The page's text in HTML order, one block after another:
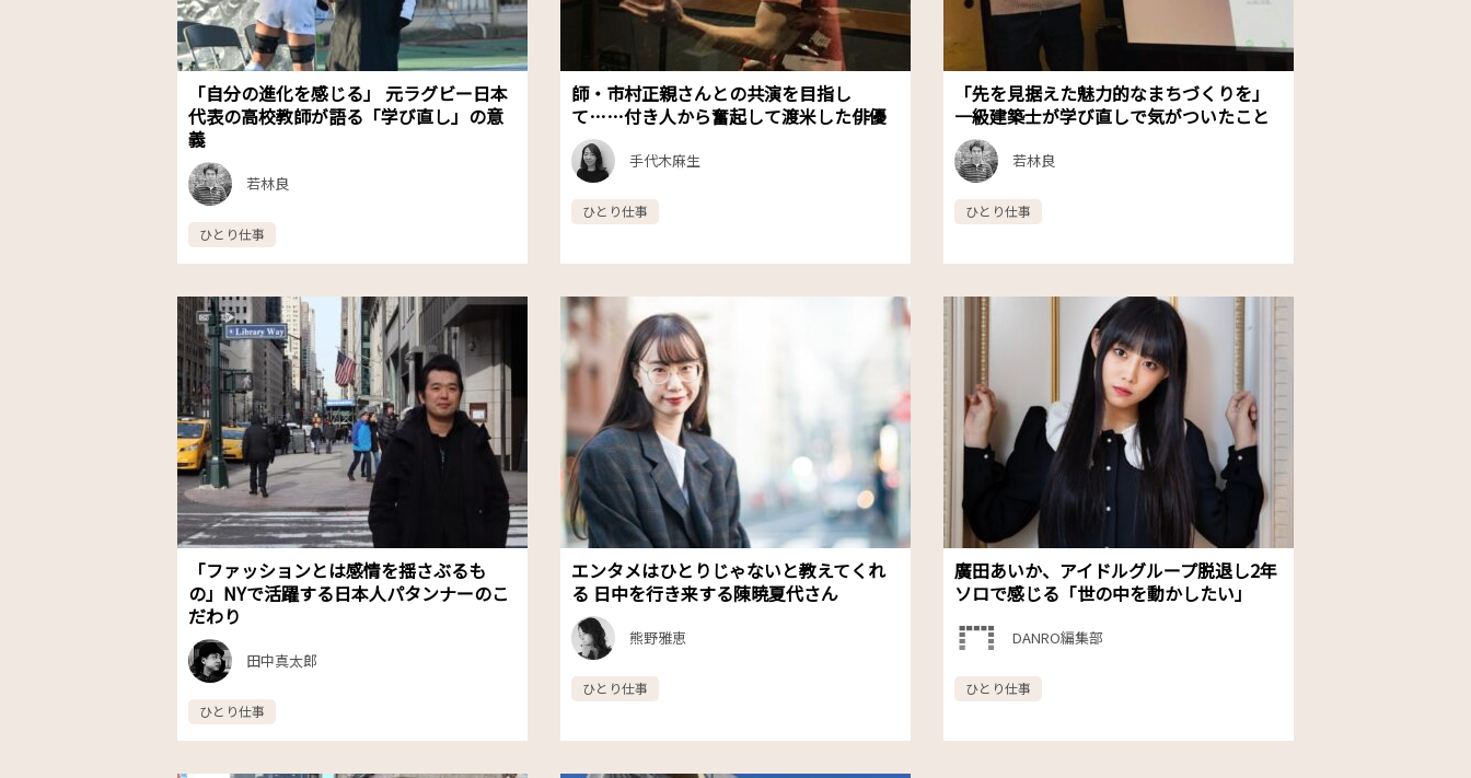
「自分の進化を感じる」 元ラグビー日本
代表の高校教師が語る「学び直し」の意
義
若林良
ひとり仕事
師・市村正親さんとの共演を目指し
て……付き人から奮起して渡米した俳優
手代木麻生
ひとり仕事
「先を見据えた魅力的なまちづくりを」
一級建築士が学び直しで気がついたこと
若林良
ひとり仕事
「ファッションとは感情を揺さぶるも
の」NYで活躍する日本人パタンナーのこ
だわり
田中真太郎
ひとり仕事
エンタメはひとりじゃないと教えてくれ
る 日中を行き来する陳暁夏代さん
熊野雅恵
ひとり仕事
廣田あいか、アイドルグループ脱退し2年
ソロで感じる「世の中を動かしたい」
DANRO編集部
ひとり仕事